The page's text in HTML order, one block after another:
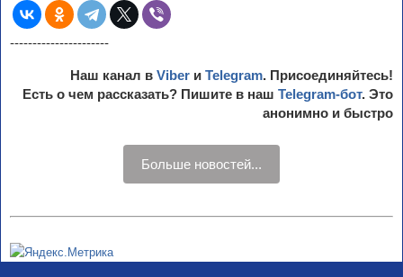
----------------------
Наш канал в Viber и Telegram. Присоединяйтесь!
Есть о чем рассказать? Пишите в наш Telegram-бот. Это
анонимно и быстро
Больше новостей...